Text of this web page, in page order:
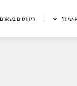
שייח' ריזורטים